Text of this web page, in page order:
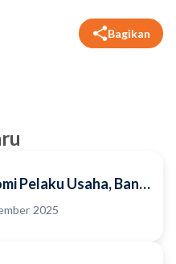
Bagikan
Pelaku Usaha, Bank
Prasarana
2025